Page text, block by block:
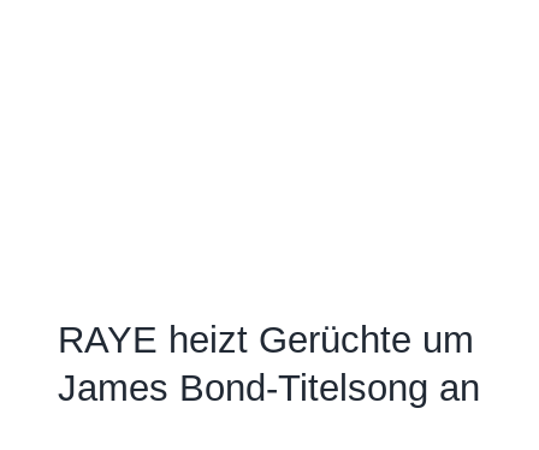
RAYE heizt Gerüchte um
James Bond-Titelsong an